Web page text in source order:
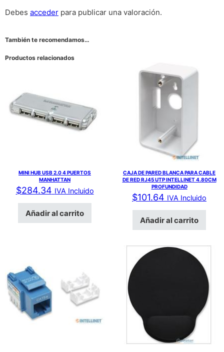
Debes acceder para publicar una valoración.
También te recomendamos…
Productos relacionados
MINI HUB USB 2.0 4 PUERTOS
MANHATTAN
$284.34 IVA Incluido
Añadir al carrito
CAJA DE PARED BLANCA PARA CABLE
DE RED RJ45 UTP INTELLINET 4.80CM
PROFUNDIDAD
$101.64 IVA Incluido
Añadir al carrito